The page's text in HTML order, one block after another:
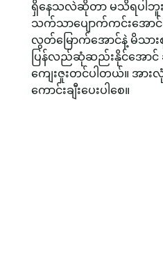
ရှိနေသလဲဆိုတာ မသိရပါဘူ
သက်သာပျောက်ကင်းအောင်
လွတ်မြောက်အောင်နဲ့ မိသား
ပြန်လည်ဆုံဆည်းနိုင်အောင်
ကျေးဇူးတင်ပါတယ်။ အာ
ကောင်းချီးပေးပါစေ။